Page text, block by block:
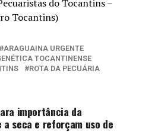
do Tocantins –
Tocantins)
ARAGUAINA URGENTE
TOCANTINENSE
ROTA DA PECUÁRIA
importância da
seca e reforçam uso de